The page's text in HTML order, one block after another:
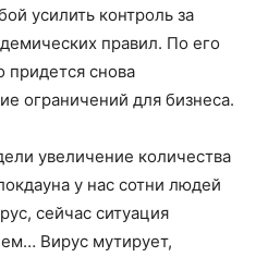
усилить контроль за
правил. По его
придется снова
ограничений для бизнеса.
увеличение количества
у нас сотни людей
сейчас ситуация
Вирус мутирует,